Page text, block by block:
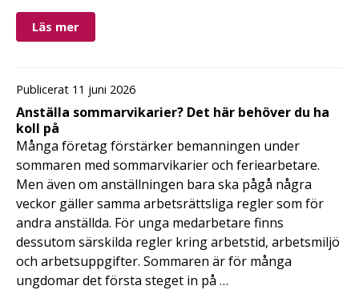
Läs mer
Publicerat 11 juni 2026
Anställa sommarvikarier? Det här behöver du ha
koll på
Många företag förstärker bemanningen under
sommaren med sommarvikarier och feriearbetare.
Men även om anställningen bara ska pågå några
veckor gäller samma arbetsrättsliga regler som för
andra anställda. För unga medarbetare finns
dessutom särskilda regler kring arbetstid, arbetsmiljö
och arbetsuppgifter. Sommaren är för många
ungdomar det första steget in på …